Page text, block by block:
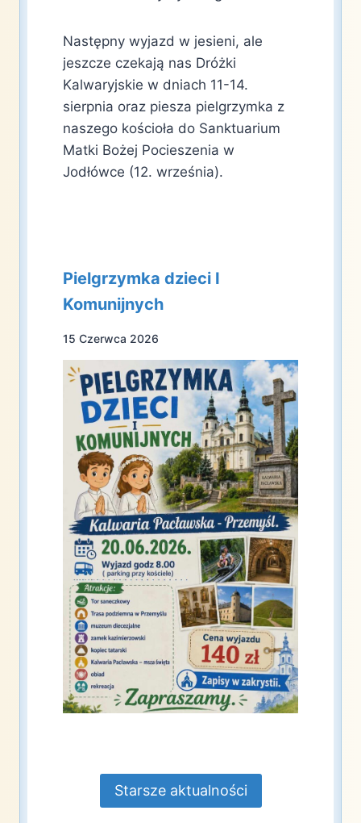
Następny wyjazd w jesieni, ale
jeszcze czekają nas Dróżki
Kalwaryjskie w dniach 11-14.
sierpnia oraz piesza pielgrzymka z
naszego kościoła do Sanktuarium
Matki Bożej Pocieszenia w
Jodłówce (12. września).
Pielgrzymka dzieci I
Komunijnych
15 Czerwca 2026
Starsze aktualności